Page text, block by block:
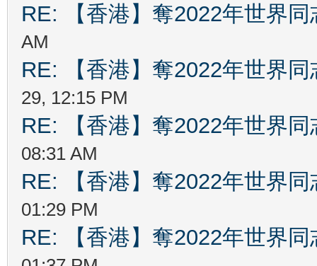
RE: 【香港】奪2022年世界
AM
RE: 【香港】奪2022年世界
29, 12:15 PM
RE: 【香港】奪2022年世界
08:31 AM
RE: 【香港】奪2022年世界
01:29 PM
RE: 【香港】奪2022年世界